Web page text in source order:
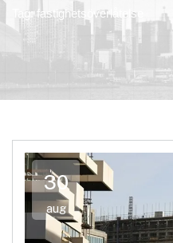
Tag: fastighetsöverlåtelse
30
aug